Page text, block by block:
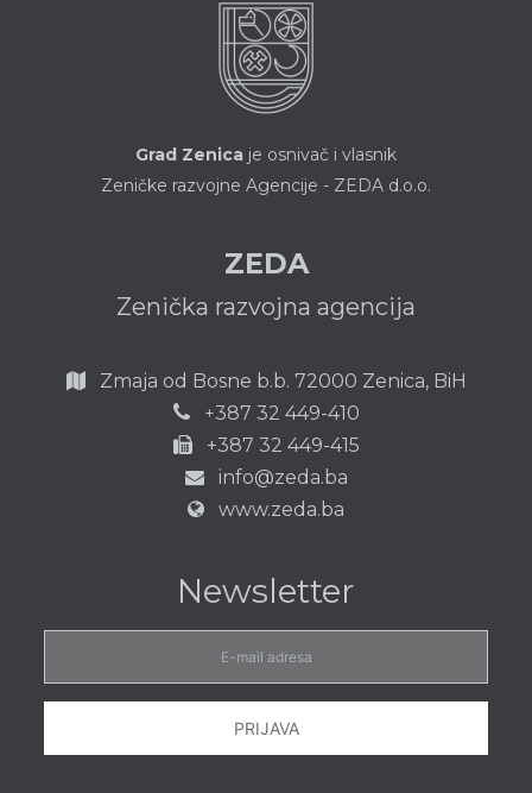
Grad Zenica je osnivač i vlasnik
Zeničke razvojne Agencije - ZEDA d.o.o.
ZEDA
Zenička razvojna agencija
Zmaja od Bosne b.b. 72000 Zenica, BiH
+387 32 449-410
+387 32 449-415
info@zeda.ba
www.zeda.ba
Newsletter
adresa
PRIJAVA